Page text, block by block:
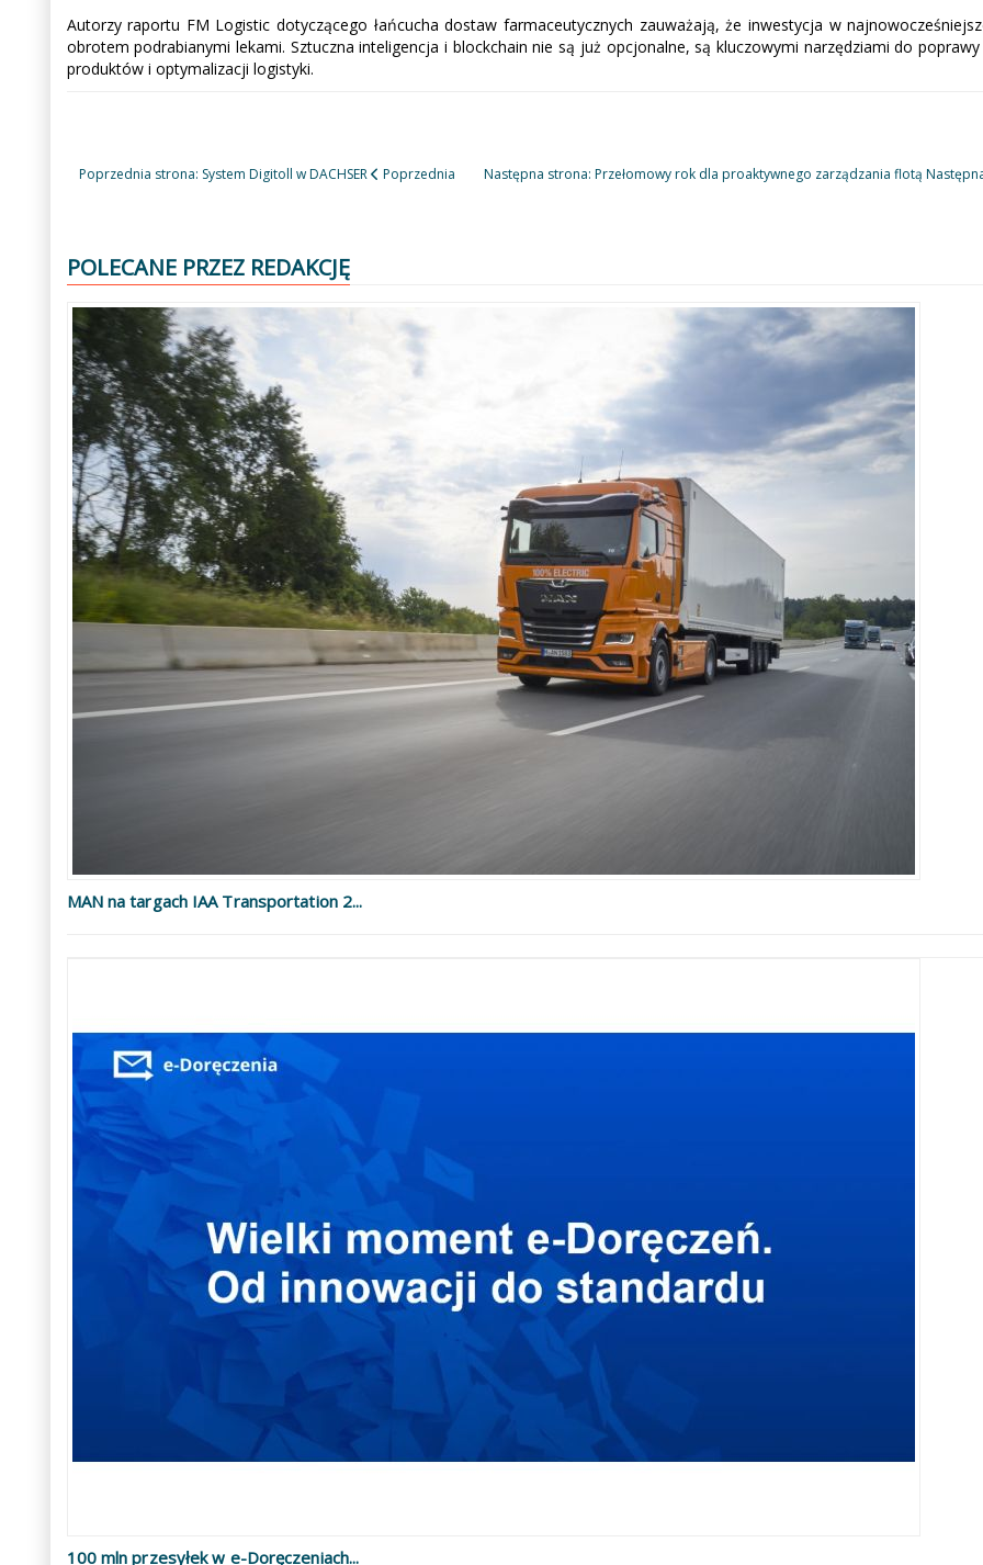
Autorzy raportu FM Logistic dotyczącego łańcucha dostaw farmaceutycznych zauważają, że inwestycja w
obrotem podrabianymi lekami. Sztuczna inteligencja i blockchain nie są już opcjonalne, są kluczowymi narzędziami do
produktów i optymalizacji logistyki.
Poprzednia strona: System Digitoll w DACHSER Poprzednia Następna strona: Przełomowy rok dla proaktywnego zarządzania flotą
POLECANE PRZEZ REDAKCJĘ
Poprzedni
Następny
MAN na targach IAA Transportation 2...
100 mln przesyłek w e-Doręczeniach...